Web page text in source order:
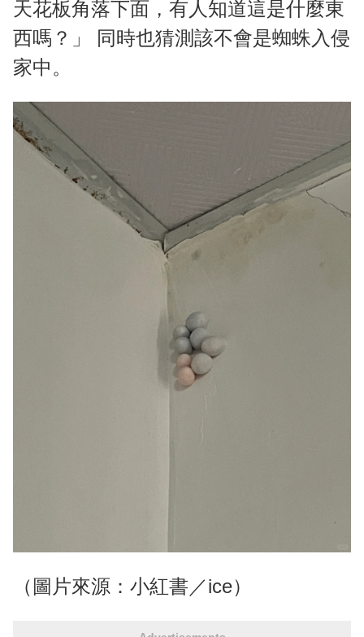
天花板角落下面，有人知道這是什麼東
西嗎？」 同時也猜測該不會是蜘蛛入侵
家中。
（圖片來源：小紅書／ice）